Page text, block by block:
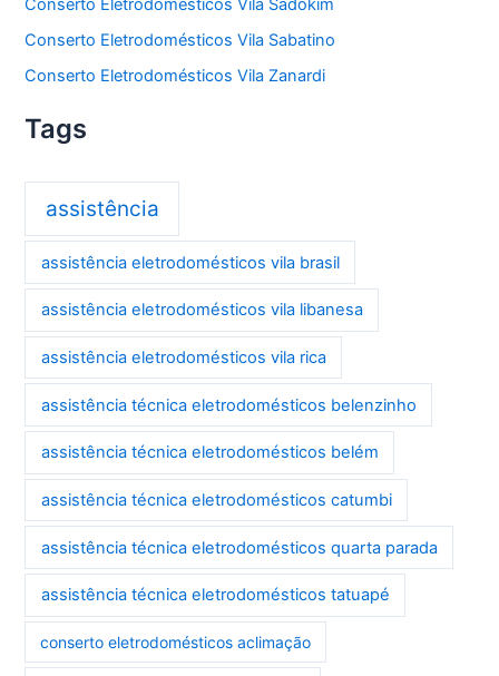
Conserto Eletrodomésticos Vila Sadokim
Conserto Eletrodomésticos Vila Sabatino
Conserto Eletrodomésticos Vila Zanardi
Tags
assistência
assistência eletrodomésticos vila brasil
assistência eletrodomésticos vila libanesa
assistência eletrodomésticos vila rica
assistência técnica eletrodomésticos belenzinho
assistência técnica eletrodomésticos belém
assistência técnica eletrodomésticos catumbi
assistência técnica eletrodomésticos quarta parada
assistência técnica eletrodomésticos tatuapé
conserto eletrodomésticos aclimação